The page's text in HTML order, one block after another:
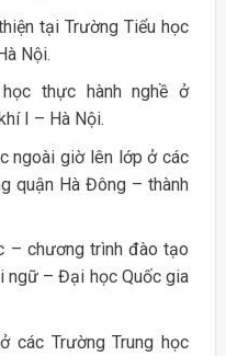
tại Trường Tiểu học
Nội.
thực hành nghề ở
I – Hà Nội.
ngoài giờ lên lớp ở các
quận Hà Đông – thành
– chương trình đào tạo
ngữ – Đại học Quốc gia
các Trường Trung học